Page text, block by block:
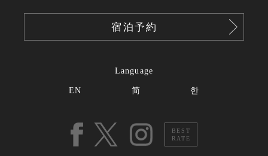
宿泊予約
Language
EN 简 한
BEST
RATE